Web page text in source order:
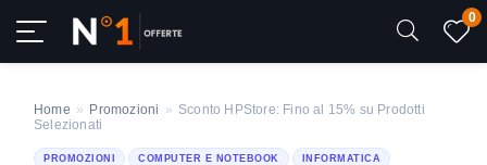
0
Home » Promozioni » Sconto HPStore: Fino al 15% su Prodotti
Selezionati
PROMOZIONI COMPUTER E NOTEBOOK INFORMATICA